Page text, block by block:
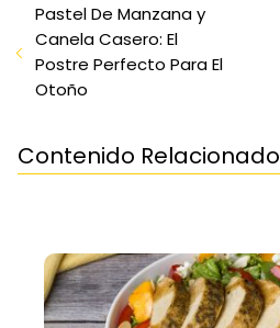
Pastel De Manzana y
Canela Casero: El
Postre Perfecto Para El
Otoño
Contenido Relacionado